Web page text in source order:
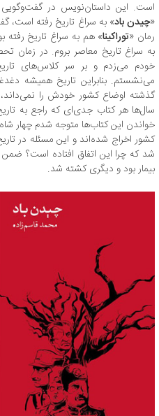
است. این داستان‌نویس در گفت‌وگویی
«چیدن باد» به سراغ تاریخ رفته‌
رمان «توراکینا» هم به سراغ تاریخ رفته
به سراغ تاریخ معاصر بروم. در زمان
خودم می‌زدم و بر سر کلاس‌های
می‌نشستم. بنابراین تاریخ همیشه
گذشته اوضاع کشور خودش را
سال‌ها هر کتاب جدی‌ای که راجع به
خواندن این کتاب‌ها متوجه شدم چهار
کشور اخراج شده‌اند و این مسئله در
شد که چرا این اتفاق افتاده است؟
بیمار بود و دیگری کشته شد.